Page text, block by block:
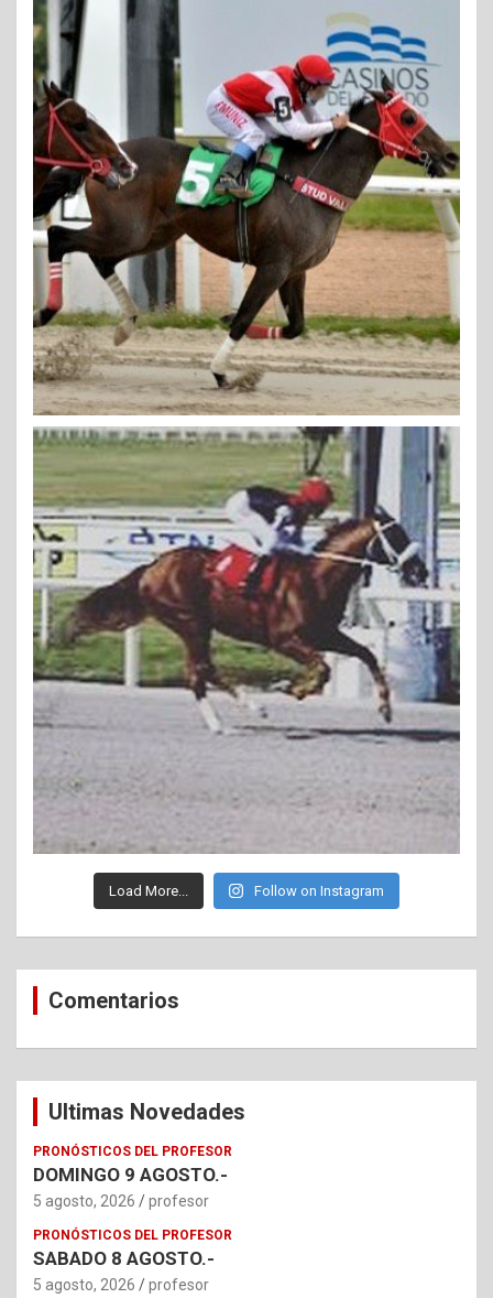
Load More... Follow on Instagram
Comentarios
Ultimas Novedades
PRONÓSTICOS DEL PROFESOR
DOMINGO 9 AGOSTO.-
5 agosto, 2026 profesor
PRONÓSTICOS DEL PROFESOR
SABADO 8 AGOSTO.-
5 agosto, 2026 profesor